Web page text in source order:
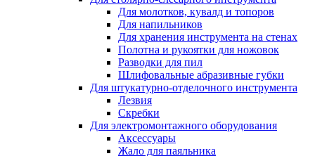
Для молотков, кувалд и топоров
Для напильников
Для хранения инструмента на стенах
Полотна и рукоятки для ножовок
Разводки для пил
Шлифовальные абразивные губки
Для штукатурно-отделочного инструмента
Лезвия
Скребки
Для электромонтажного оборудования
Аксессуары
Жало для паяльника